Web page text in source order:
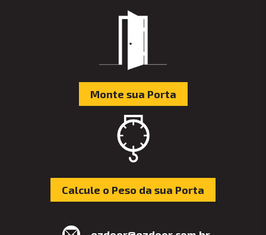
Monte sua Porta
Calcule o Peso da sua Porta